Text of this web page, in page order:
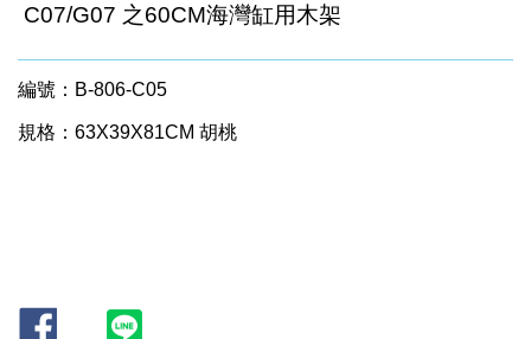
C07/G07 之60CM海灣缸用木架
編號：B-806-C05
規格：63X39X81CM 胡桃